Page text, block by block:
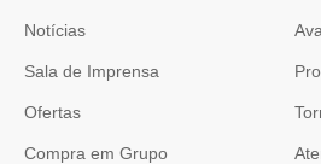
Notícias
Sala de Imprensa
Ofertas
Compra em Grupo